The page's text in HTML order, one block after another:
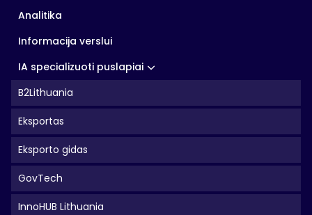
Analitika
Informacija verslui
IA specializuoti puslapiai
B2Lithuania
Eksportas
Eksporto gidas
GovTech
InnoHUB Lithuania